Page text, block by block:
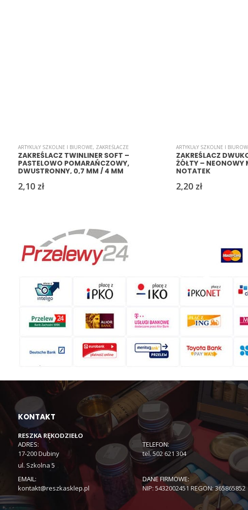
ARTYKUŁY SZKOLNE I BIUROWE, ZAKREŚLACZE
ZAKREŚLACZ TWINLINER SOFT –
PASTELOWO POMARAŃCZOWY,
DWUSTRONNY, 0,7 MM / 4 MM
2,10 zł
ARTYKUŁY SZKOLNE I
ZAKREŚLACZ
ŻÓŁTY – NEONOWY
NOTATEK
2,20 zł
KONTAKT
RESZKA RĘKODZIEŁO
ADRES:
17-200 Dubiny
ul. Szkolna 5
TELEFON:
tel. 502 621 304
EMAIL:
kontakt@reszkasklep.pl
DANE FIRMOWE:
NIP: 5432002451 REGON: 365865852